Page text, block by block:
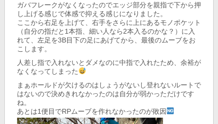
ガバフレークがなくなったのでエッジ部分を親指で下から押
し上げる感じで体感で抑える感じになりました。
ここから右足を上げて、右手をさらに上にあるモノポケット
（自分の指だと1本指、細い人なら2本入るのかな？）に入
れて、左足を3B目下の足にあげてから、最後のムーブをお
こします。
人差し指で入れないとダメなのに中指で入れたため、余裕が
なくなってしまった
まぁホールドが欠けるのはしょうがないし登れないルートで
はないので決めきれなかったのは自分が弱かっただけです
ね。
あとは1便目でRPムーブを作れなかったのが敗因